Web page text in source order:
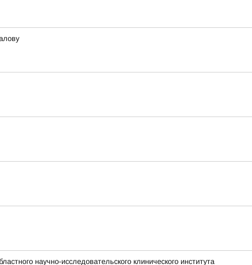
научно-исследовательского клинического института